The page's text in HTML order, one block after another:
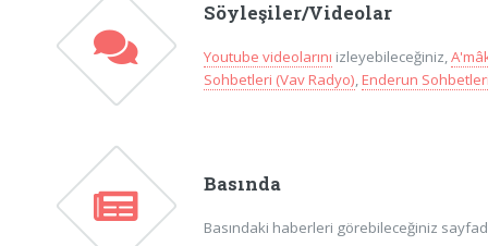
Söyleşiler/Videolar
Youtube videolarını izleyebileceğiniz,
Sohbetleri (Vav Radyo),Enderun
Basında
Basındaki haberleri görebileceğiniz